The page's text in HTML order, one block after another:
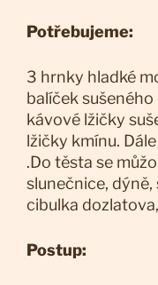
Potřebujeme:
3 hrnky hladké
balíček
kávové lžičky
lžičky kmínu.
.Do těsta se
slunečnice, dýně,
cibulka
Postup: